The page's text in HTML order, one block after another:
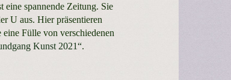
eine spannende Zeitung. Sie
U aus. Hier präsentieren
Fülle von verschiedenen
Kunst 2021“.